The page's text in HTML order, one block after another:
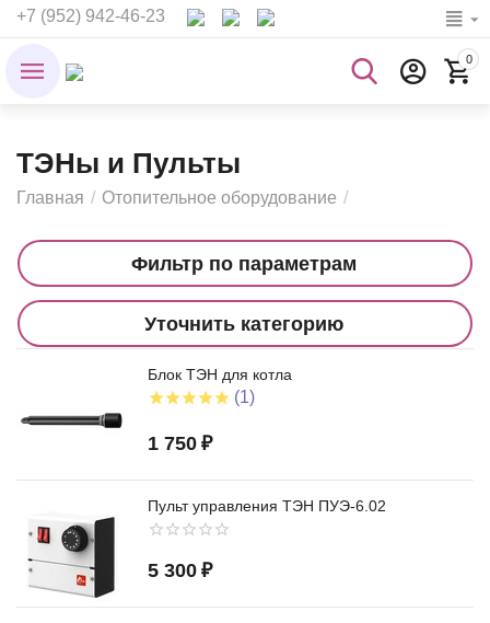
+7 (952) 942-46-23
0
ТЭНы и Пульты
Главная / Отопительное оборудование /
Фильтр по параметрам
Уточнить категорию
Блок ТЭН для котла
(1)
1 750 ₽
Пульт управления ТЭН ПУЭ-6.02
5 300 ₽